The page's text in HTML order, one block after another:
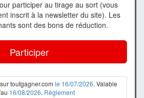
participer au tirage au sort (vous
inscrit à la newsletter du site). Les
sont des bons de réduction.
Participer
toutgagner.com le 16/07/2026. Valable
16/08/2026. Règlement